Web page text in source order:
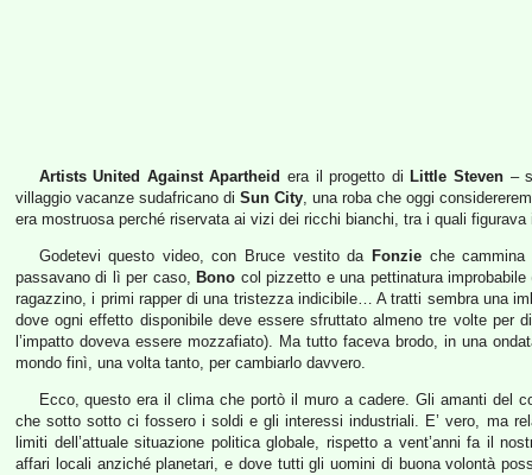
Artists United Against Apartheid era il progetto di Little Steven–
villaggio vacanze sudafricano di Sun City, una roba che oggi
era mostruosa perché riservata ai vizi dei ricchi bianchi, tra i quali
Godetevi questo video, con Bruce vestito da Fonzieche
passavano di lì per caso, Bono col pizzetto e una pettinatura
ragazzino, i primi rapper di una tristezza indicibile… A tratti sembra una
dove ogni effetto disponibile deve essere sfruttato almeno tre volte per
l’impatto doveva essere mozzafiato). Ma tutto faceva brodo, in una
mondo finì, una volta tanto, per cambiarlo davvero.
Ecco, questo era il clima che portò il muro a cadere. Gli amanti del
che sotto sotto ci fossero i soldi e gli interessi industriali. E’ vero, ma
limiti dell’attuale situazione politica globale, rispetto a vent’anni fa il
affari locali anziché planetari, e dove tutti gli uomini di buona volontà